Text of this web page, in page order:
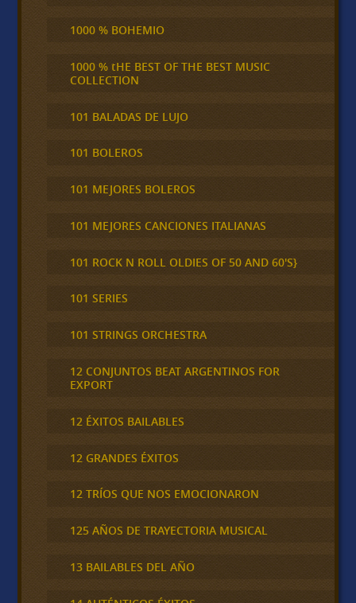
1000 % BOHEMIO
1000 % tHE BEST OF THE BEST MUSIC
COLLECTION
101 BALADAS DE LUJO
101 BOLEROS
101 MEJORES BOLEROS
101 MEJORES CANCIONES ITALIANAS
101 ROCK N ROLL OLDIES OF 50 AND 60'S}
101 SERIES
101 STRINGS ORCHESTRA
12 CONJUNTOS BEAT ARGENTINOS FOR
EXPORT
12 ÉXITOS BAILABLES
12 GRANDES ÉXITOS
12 TRÍOS QUE NOS EMOCIONARON
125 AÑOS DE TRAYECTORIA MUSICAL
13 BAILABLES DEL AÑO